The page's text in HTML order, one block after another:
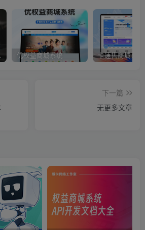
护航 优权益商城系统 卡速售商城系统
下一篇
无更多文章